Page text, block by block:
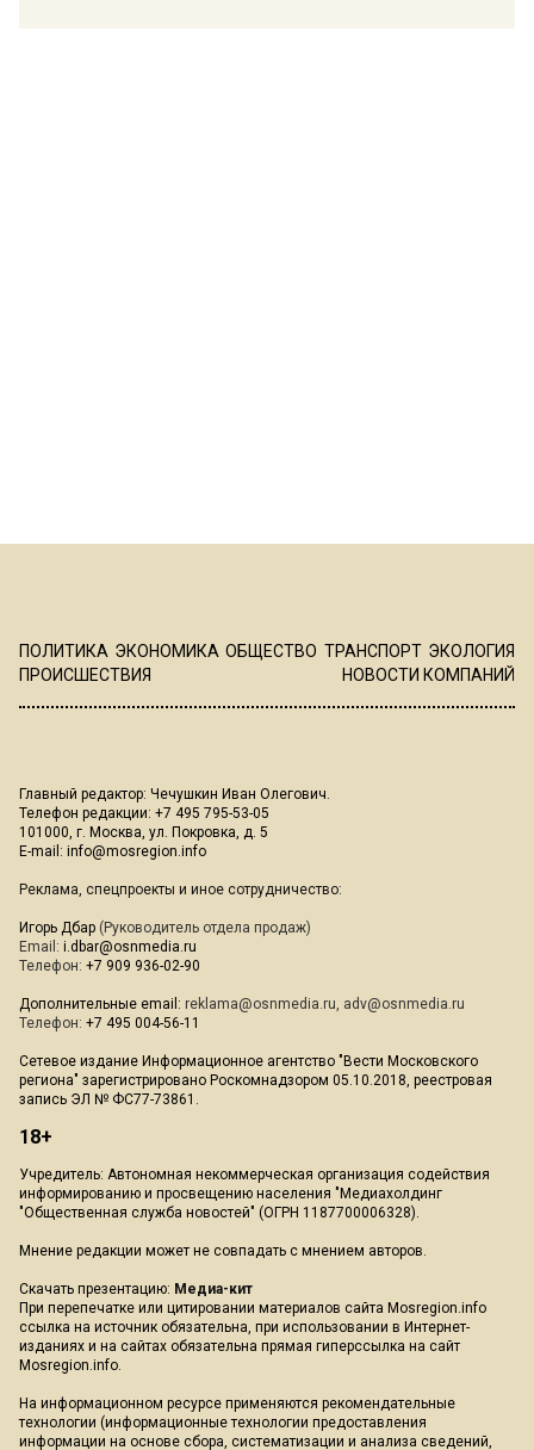
ПОЛИТИКА ЭКОНОМИКА ОБЩЕСТВО ТРАНСПОРТ ЭКОЛОГИЯ
ПРОИСШЕСТВИЯ
НОВОСТИ КОМПАНИЙ
Главный редактор: Чечушкин Иван Олегович.
Телефон редакции: +7 495 795-53-05
101000, г. Москва, ул. Покровка, д. 5
E-mail: info@mosregion.info
Реклама, спецпроекты и иное сотрудничество:
Игорь Дбар (Руководитель отдела продаж)
Email: i.dbar@osnmedia.ru
Телефон: +7 909 936-02-90
Дополнительные email: reklama@osnmedia.ru, adv@osnmedia.ru
Телефон: +7 495 004-56-11
Сетевое издание Информационное агентство "Вести Московского
региона" зарегистрировано Роскомнадзором 05.10.2018, реестровая
запись ЭЛ № ФС77-73861.
18+
Учредитель: Автономная некоммерческая организация содействия
информированию и просвещению населения "Медиахолдинг
"Общественная служба новостей" (ОГРН 1187700006328).
Мнение редакции может не совпадать с мнением авторов.
Скачать презентацию: Медиа-кит
При перепечатке или цитировании материалов сайта Mosregion.info
ссылка на источник обязательна, при использовании в Интернет-
изданиях и на сайтах обязательна прямая гиперссылка на сайт
Mosregion.info.
На информационном ресурсе применяются рекомендательные
технологии (информационные технологии предоставления
информации на основе сбора, систематизации и анализа сведений,